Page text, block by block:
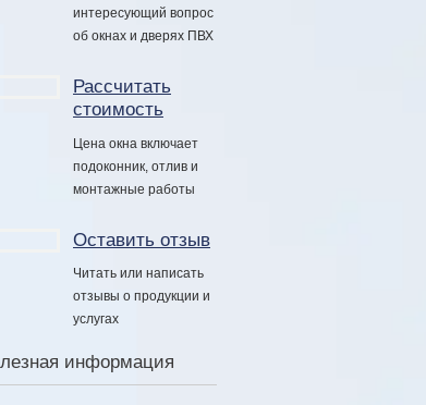
интересующий вопрос
об окнах и дверях ПВХ
Рассчитать
стоимость
Цена окна включает
подоконник, отлив и
монтажные работы
Оставить отзыв
Читать или написать
отзывы о продукции и
услугах
информация